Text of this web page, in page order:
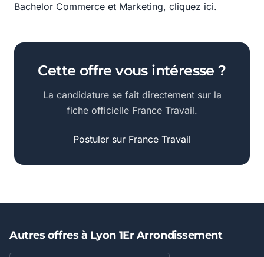
Bachelor Commerce et Marketing, cliquez ici.
Cette offre vous intéresse ?
La candidature se fait directement sur la
fiche officielle France Travail.
Postuler sur France Travail
Autres offres à Lyon 1Er Arrondissement